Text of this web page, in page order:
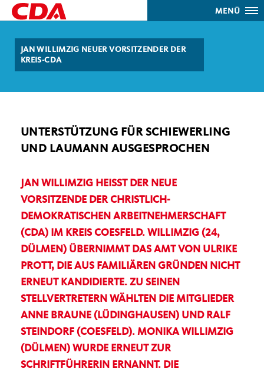
MENÜ
JAN WILLIMZIG NEUER VORSITZENDER DER
KREIS-CDA
UNTERSTÜTZUNG FÜR SCHIEWERLING
UND LAUMANN AUSGESPROCHEN
JAN WILLIMZIG HEISST DER NEUE V
ORSITZENDE DER CHRISTLICH-D
EMOKRATISCHEN ARBEITNEHMERSCHAFT (
CDA) IM KREIS COESFELD. WILLIMZIG (24, D
ÜLMEN) ÜBERNIMMT DAS AMT VON ULRIKE P
ROTT, DIE AUS FAMILIÄREN GRÜNDEN NICHT E
RNEUT KANDIDIERTE. ZU SEINEN S
TELLVERTRETERN WÄHLTEN DIE MITGLIEDER A
NNE BRAUNE (LÜDINGHAUSEN) UND RALF S
TEINDORF (COESFELD). MONIKA WILLIMZIG (
DÜLMEN) WURDE ERNEUT ZUR S
CHRIFTFÜHRERIN ERNANNT. DIE P